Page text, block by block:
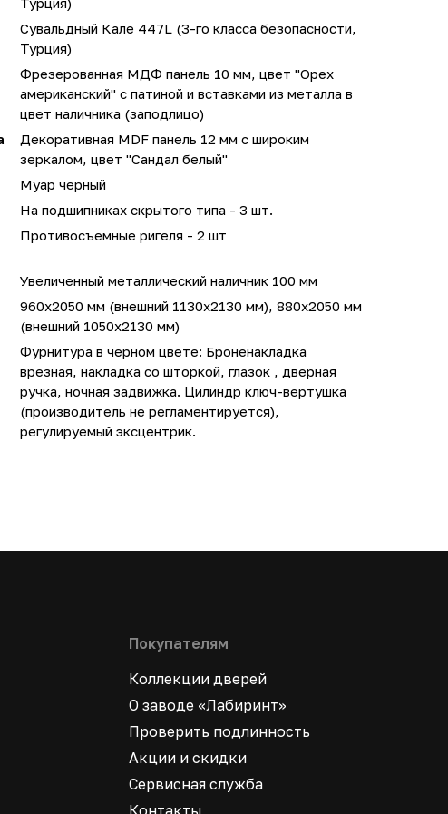
Сувальдный Кале 447L (3-го класса безопасности,
Турция)
Фрезерованная МДФ панель 10 мм, цвет "Орех
американский" с патиной и вставками из металла в
цвет наличника (заподлицо)
Декоративная MDF панель 12 мм с широким
зеркалом, цвет "Сандал белый"
Муар черный
На подшипниках скрытого типа - 3 шт.
Противосъемные ригеля - 2 шт
Увеличенный металлический наличник 100 мм
960х2050 мм (внешний 1130х2130 мм), 880х2050 мм
(внешний 1050х2130 мм)
Фурнитура в черном цвете: Броненакладка
врезная, накладка со шторкой, глазок , дверная
ручка, ночная задвижка. Цилиндр ключ-вертушка
(производитель не регламентируется),
регулируемый эксцентрик.
Покупателям
Коллекции дверей
О заводе «Лабиринт»
Проверить подлинность
Акции и скидки
Сервисная служба
Контакты